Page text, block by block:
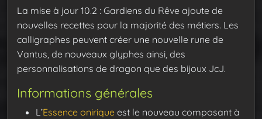
La mise à jour 10.2 : Gardiens du Rêve ajoute de
nouvelles recettes pour la majorité des métiers. Les
calligraphes peuvent créer une nouvelle rune de
Vantus, de nouveaux glyphes ainsi, des
personnalisations de dragon que des bijoux JcJ.
Informations générales
L’Essence onirique est le nouveau composant à